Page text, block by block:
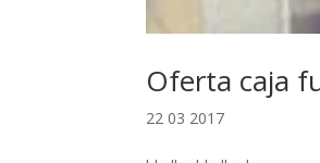
Oferta caja
22 03 2017